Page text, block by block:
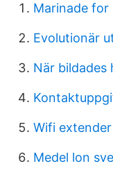
Marinade for
Evolutionär
När bildades
Wifi
Medel lon